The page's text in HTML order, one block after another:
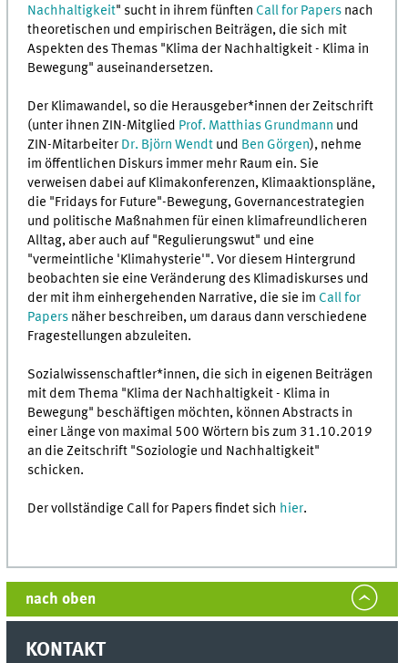
Nachhaltigkeit" sucht in ihrem fünften Call for Papers nach
theoretischen und empirischen Beiträgen, die sich mit
Aspekten des Themas "Klima der Nachhaltigkeit - Klima in
Bewegung" auseinandersetzen.
Der Klimawandel, so die Herausgeber*innen der Zeitschrift
(unter ihnen ZIN-Mitglied Prof. Matthias Grundmann und
ZIN-Mitarbeiter Dr. Björn Wendt und Ben Görgen), nehme
im öffentlichen Diskurs immer mehr Raum ein. Sie
verweisen dabei auf Klimakonferenzen, Klimaaktionspläne,
die "Fridays for Future"-Bewegung, Governancestrategien
und politische Maßnahmen für einen klimafreundlicheren
Alltag, aber auch auf "Regulierungswut" und eine
"vermeintliche 'Klimahysterie'". Vor diesem Hintergrund
beobachten sie eine Veränderung des Klimadiskurses und
der mit ihm einhergehenden Narrative, die sie im Call for
Papers näher beschreiben, um daraus dann verschiedene
Fragestellungen abzuleiten.
Sozialwissenschaftler*innen, die sich in eigenen Beiträgen
mit dem Thema "Klima der Nachhaltigkeit - Klima in
Bewegung" beschäftigen möchten, können Abstracts in
einer Länge von maximal 500 Wörtern bis zum 31.10.2019
an die Zeitschrift "Soziologie und Nachhaltigkeit"
schicken.
Der vollständige Call for Papers findet sich hier.
nach oben
KONTAKT